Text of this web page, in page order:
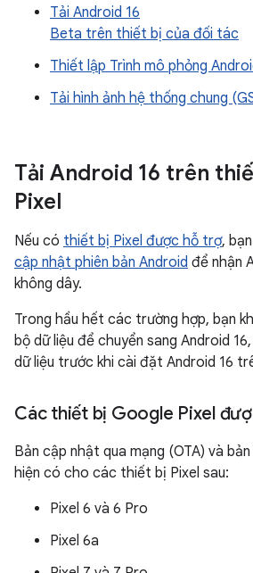
Tải Android 16
Beta trên thiết bị của đối tác
Thiết lập Trình mô phỏng
Tải hình ảnh hệ thống chung
Tải Android 16 trên
Pixel
Nếu có thiết bị Pixel được hỗ trợ,
cập nhật phiên bản Android để nhận
không dây.
Trong hầu hết các trường hợp, bạn
bộ dữ liệu để chuyển sang Android
dữ liệu trước khi cài đặt Android 16
Các thiết bị Google Pixel
Bản cập nhật qua mạng (OTA) và
hiện có cho các thiết bị Pixel sau:
Pixel 6 và 6 Pro
Pixel 6a